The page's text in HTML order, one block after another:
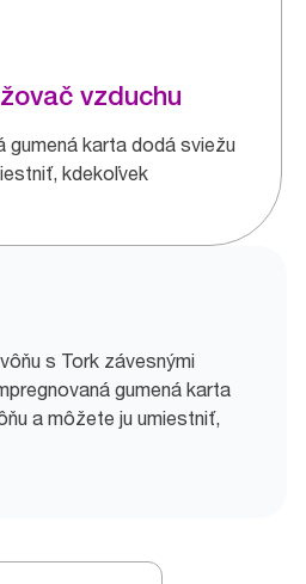
vzduchu
gumená karta dodá sviežu
kdekoľvek
s Tork závesnými
gumená karta
a môžete ju umiestniť,